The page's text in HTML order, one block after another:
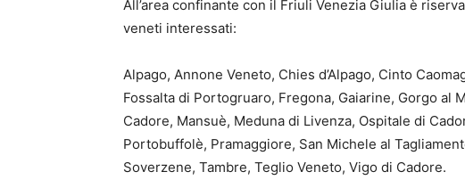
All’area confinante con il Friuli Venezia Giulia è
veneti interessati:
Alpago, Annone Veneto, Chies d’Alpago, Cinto
Fossalta di Portogruaro, Fregona, Gaiarine, Gorgo al
Cadore, Mansuè, Meduna di Livenza, Ospitale di
Portobuffolè, Pramaggiore, San Michele al
Soverzene, Tambre, Teglio Veneto, Vigo di Cadore.